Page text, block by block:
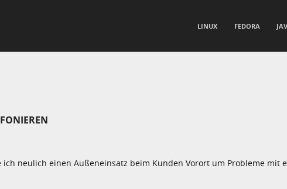
LINUX FEDORA
ich neulich einen Außeneinsatz beim Kunden Vorort um Probleme mit